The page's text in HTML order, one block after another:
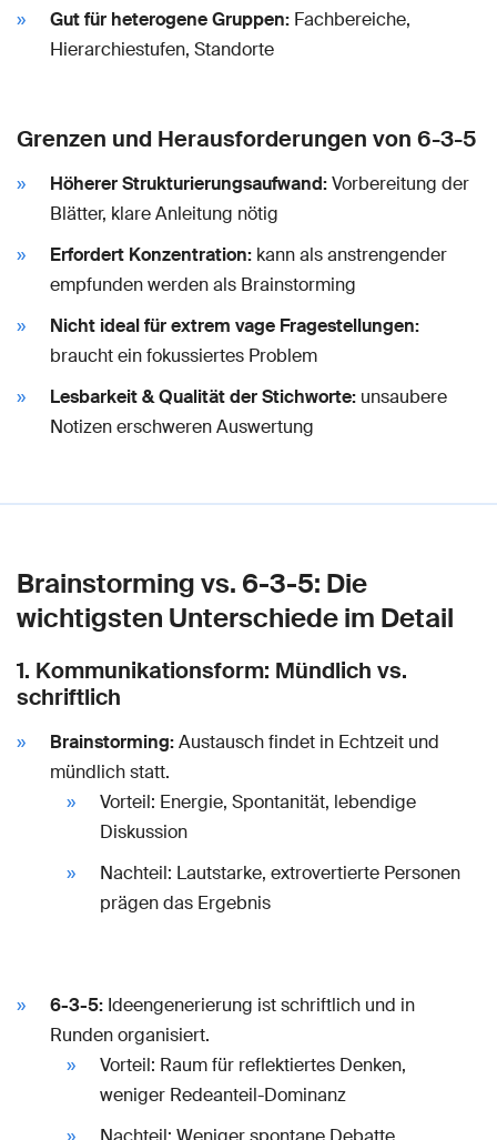
Gut für heterogene Gruppen: Fachbereiche,
Hierarchiestufen, Standorte
Grenzen und Herausforderungen von 6-3-5
Höherer Strukturierungsaufwand:Vorbereitung der
Blätter, klare Anleitung nötig
Erfordert Konzentration: kann als anstrengender
empfunden werden als Brainstorming
Nicht ideal für extrem vage Fragestellungen:
braucht ein fokussiertes Problem
Lesbarkeit & Qualität der Stichworte: unsaubere
Notizen erschweren Auswertung
Brainstorming vs. 6-3-5: Die
wichtigsten Unterschiede im Detail
1. Kommunikationsform: Mündlich vs.
schriftlich
Brainstorming:Austausch findet in Echtzeit und
mündlich statt.
Vorteil: Energie, Spontanität, lebendige
Diskussion
Nachteil: Lautstarke, extrovertierte Personen
prägen das Ergebnis
6-3-5: Ideengenerierung ist schriftlich und in
Runden organisiert.
Vorteil: Raum für reflektiertes Denken,
weniger Redeanteil-Dominanz